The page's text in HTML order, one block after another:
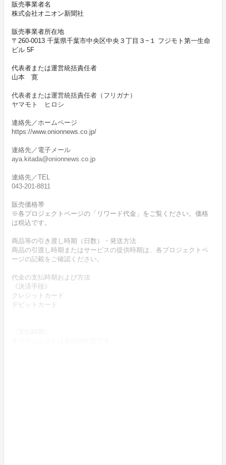
販売事業者名
株式会社オニオン新聞社
販売事業者所在地
〒260-0013 千葉県千葉市中央区中央３丁目３−１ フジモト第一生命
ビル 5F
代表者または運営統括責任者
山本 寛
代表者または運営統括責任者（フリガナ）
ヤマモト ヒロシ
連絡先／ホームページ
https://www.onionnews.co.jp/
連絡先／電子メール
aya.kitada@onionnews.co.jp
連絡先／TEL
043-201-8811
販売価格帯
※各プロジェクトページの「リワード代金」をご覧ください。価格
は税込です。
商品等の引き渡し時期（日数）・発送方法
商品の引渡し時期またはサービスの提供時期は、各プロジェクトペ
ージの記載をご確認ください。
代金の支払時期および方法
《決済手段》
クレジットカード
デビットカード